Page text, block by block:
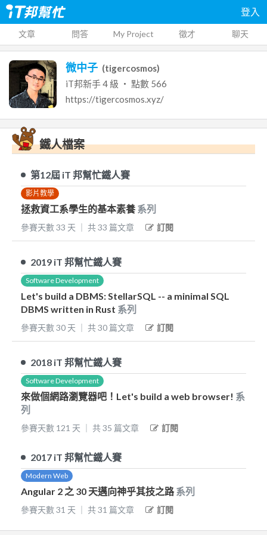
登入
文章 問答 My Project 徵才 聊天
微中子 (tigercosmos)
iT邦新手4 級 ‧ 點數 566
https://tigercosmos.xyz/
鐵人檔案
2017 iT 邦幫忙鐵人賽
Modern Web
Angular 2 之 30 天邁向神乎其技之路 系列
參賽天數31 天 共31 篇文章 訂閱
2018 iT 邦幫忙鐵人賽
Software Development
來做個網路瀏覽器吧！Let's build a web browser! 系
列
參賽天數 121 天 共35 篇文章 訂閱
2019 iT 邦幫忙鐵人賽
Software Development
Let's build a DBMS: StellarSQL -- a minimal SQL
DBMS written in Rust 系列
參賽天數30 天 共30 篇文章 訂閱
第12屆 iT 邦幫忙鐵人賽
影片教學
拯救資工系學生的基本素養 系列
參賽天數33 天 共33 篇文章 訂閱